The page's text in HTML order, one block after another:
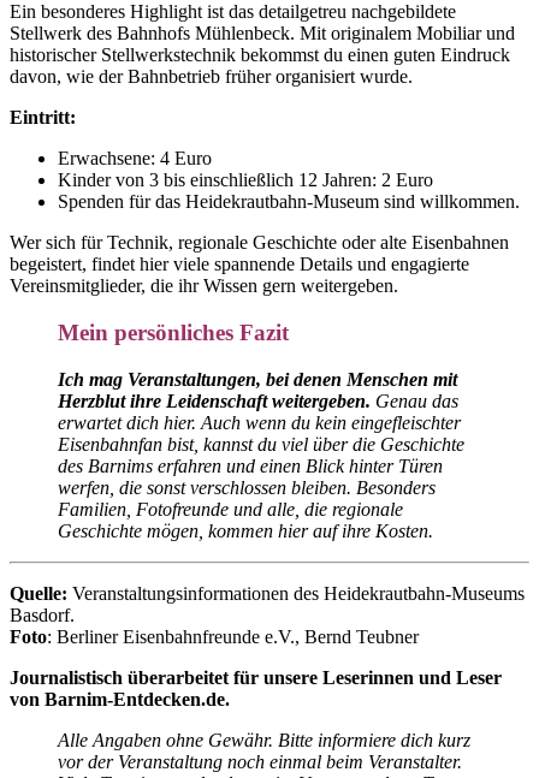
Ein besonderes Highlight ist das detailgetreu nachgebildete
Stellwerk des Bahnhofs Mühlenbeck. Mit originalem Mobiliar und
historischer Stellwerkstechnik bekommst du einen guten Eindruck
davon, wie der Bahnbetrieb früher organisiert wurde.
Eintritt:
Erwachsene: 4 Euro
Kinder von 3 bis einschließlich 12 Jahren: 2 Euro
Spenden für das Heidekrautbahn-Museum sind willkommen.
Wer sich für Technik, regionale Geschichte oder alte Eisenbahnen
begeistert, findet hier viele spannende Details und engagierte
Vereinsmitglieder, die ihr Wissen gern weitergeben.
Mein persönliches Fazit
Ich mag Veranstaltungen, bei denen Menschen mit
Herzblut ihre Leidenschaft weitergeben. Genau das
erwartet dich hier. Auch wenn du kein eingefleischter
Eisenbahnfan bist, kannst du viel über die Geschichte
des Barnims erfahren und einen Blick hinter Türen
werfen, die sonst verschlossen bleiben. Besonders
Familien, Fotofreunde und alle, die regionale
Geschichte mögen, kommen hier auf ihre Kosten.
Quelle: Veranstaltungsinformationen des Heidekrautbahn-Museums
Basdorf.
Foto: Berliner Eisenbahnfreunde e.V., Bernd Teubner
Journalistisch überarbeitet für unsere Leserinnen und Leser
von Barnim-Entdecken.de.
Alle Angaben ohne Gewähr. Bitte informiere dich kurz
vor der Veranstaltung noch einmal beim Veranstalter.